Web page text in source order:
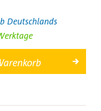
Deutschlands